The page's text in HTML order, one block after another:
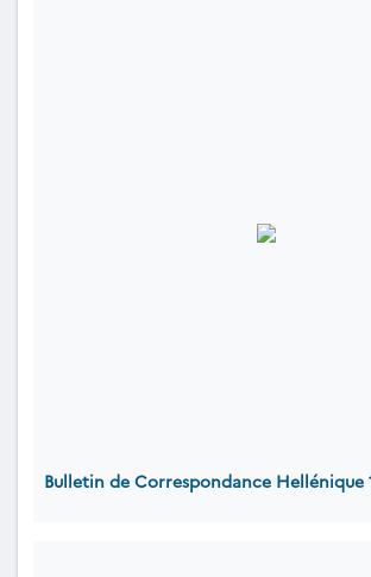
Bulletin de Correspondance Hellénique